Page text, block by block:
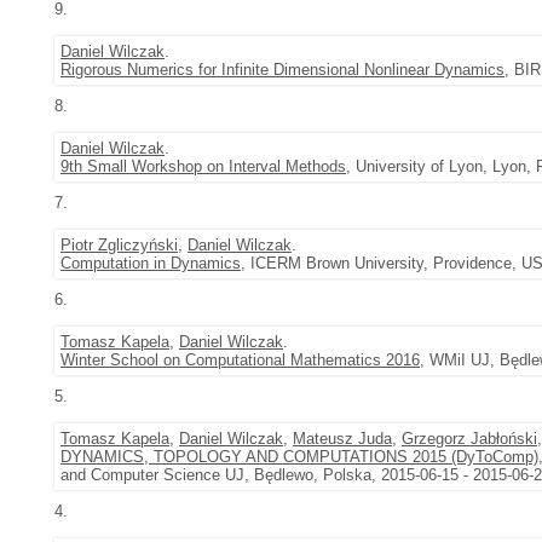
9.
Daniel Wilczak.
Rigorous Numerics for Infinite Dimensional Nonlinear Dynamics,
8.
Daniel Wilczak.
9th Small Workshop on Interval Methods, University of Lyon, Lyon,
7.
Piotr Zgliczyński, Daniel Wilczak.
Computation in Dynamics, ICERM Brown University, Providence,
6.
Tomasz Kapela, Daniel Wilczak.
Winter School on Computational Mathematics 2016, WMiI UJ,
5.
Tomasz Kapela, Daniel Wilczak, Mateusz Juda, Grzegorz Jabłoński
DYNAMICS, TOPOLOGY AND COMPUTATIONS 2015 (DyToComp)
and Computer Science UJ, Będlewo, Polska, 2015-06-15 - 2015-06-
4.